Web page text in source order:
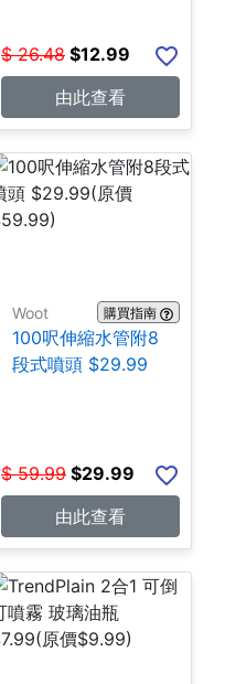
$ 26.48 $12.99
由此查看
Woot 購買指南
100呎伸縮水管附8
段式噴頭 $29.99
$ 59.99 $29.99
由此查看